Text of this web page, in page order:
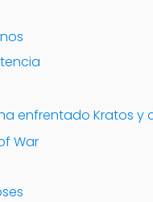
enfrentado Kratos y
War